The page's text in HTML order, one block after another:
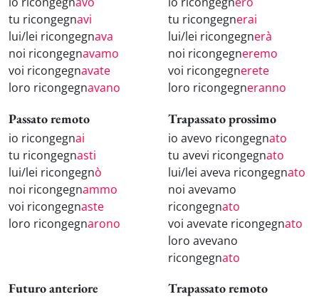
tu ricongegnavi
lui/lei ricongegnava
noi ricongegnavamo
voi ricongegnavate
loro ricongegnavano
tu ricongegnerai
lui/lei ricongegnerà
noi ricongegneremo
voi ricongegnerete
loro ricongegneranno
Passato remoto
io ricongegnai
tu ricongegnasti
lui/lei ricongegnò
noi ricongegnammo
voi ricongegnaste
loro ricongegnarono
Trapassato prossimo
io avevo ricongegnato
tu avevi ricongegnato
lui/lei aveva ricongegnato
noi avevamo
ricongegnato
voi avevate ricongegnato
loro avevano
ricongegnato
Futuro anteriore Trapassato remoto